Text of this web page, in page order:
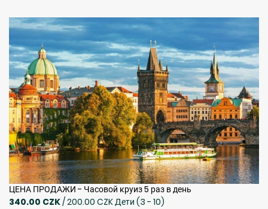
ЦЕНА ПРОДАЖИ - Часовой круиз 5 раз в день
340.00 CZK/ 200.00 CZK Дети (3 - 10)